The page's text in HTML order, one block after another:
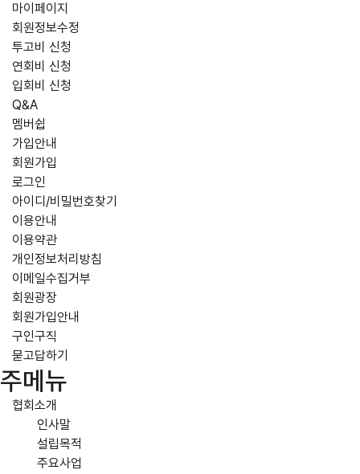
마이페이지
회원정보수정
투고비 신청
연회비 신청
입회비 신청
Q&A
멤버쉽
가입안내
회원가입
로그인
아이디/비밀번호찾기
이용안내
이용약관
개인정보처리방침
이메일수집거부
회원광장
회원가입안내
구인구직
묻고답하기
주메뉴
협회소개
인사말
설립목적
주요사업